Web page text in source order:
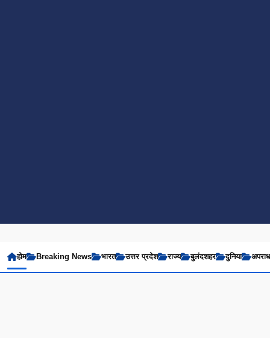
होम Breaking News भारत उत्तर प्रदेश राज्य बुलंदशहर दुनिया अपराध